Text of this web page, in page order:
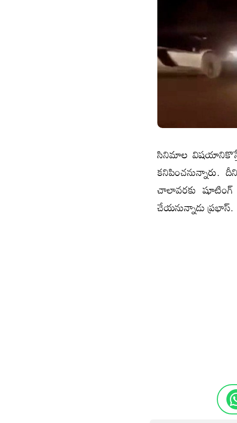
సినిమాల
చాలావ‌ర‌కు షూటింగ్
చేయ‌నున్నాడు ప్రభాస్.